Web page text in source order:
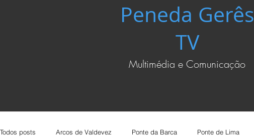
Peneda Gerês
TV
Multimédia e Comunicação
Todos posts Arcos de Valdevez Ponte da Barca Ponte de Lima